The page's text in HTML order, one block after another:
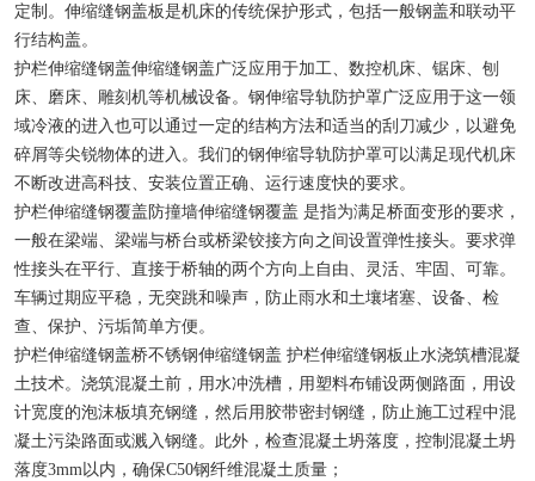
定制。伸缩缝钢盖板是机床的传统保护形式，包括一般钢盖和联动平
行结构盖。
护栏伸缩缝钢盖伸缩缝钢盖广泛应用于加工、数控机床、锯床、刨
床、磨床、雕刻机等机械设备。钢伸缩导轨防护罩广泛应用于这一领
域冷液的进入也可以通过一定的结构方法和适当的刮刀减少，以避免
碎屑等尖锐物体的进入。我们的钢伸缩导轨防护罩可以满足现代机床
不断改进高科技、安装位置正确、运行速度快的要求。
护栏伸缩缝钢覆盖防撞墙伸缩缝钢覆盖 是指为满足桥面变形的要求，
一般在梁端、梁端与桥台或桥梁铰接方向之间设置弹性接头。要求弹
性接头在平行、直接于桥轴的两个方向上自由、灵活、牢固、可靠。
车辆过期应平稳，无突跳和噪声，防止雨水和土壤堵塞、设备、检
查、保护、污垢简单方便。
护栏伸缩缝钢盖桥不锈钢伸缩缝钢盖 护栏伸缩缝钢板止水浇筑槽混凝
土技术。浇筑混凝土前，用水冲洗槽，用塑料布铺设两侧路面，用设
计宽度的泡沫板填充钢缝，然后用胶带密封钢缝，防止施工过程中混
凝土污染路面或溅入钢缝。此外，检查混凝土坍落度，控制混凝土坍
落度3mm以内，确保C50钢纤维混凝土质量；
矩形槽模具
路缘石模具
排水槽模具
生态框模具
预制块模具
遮板模具